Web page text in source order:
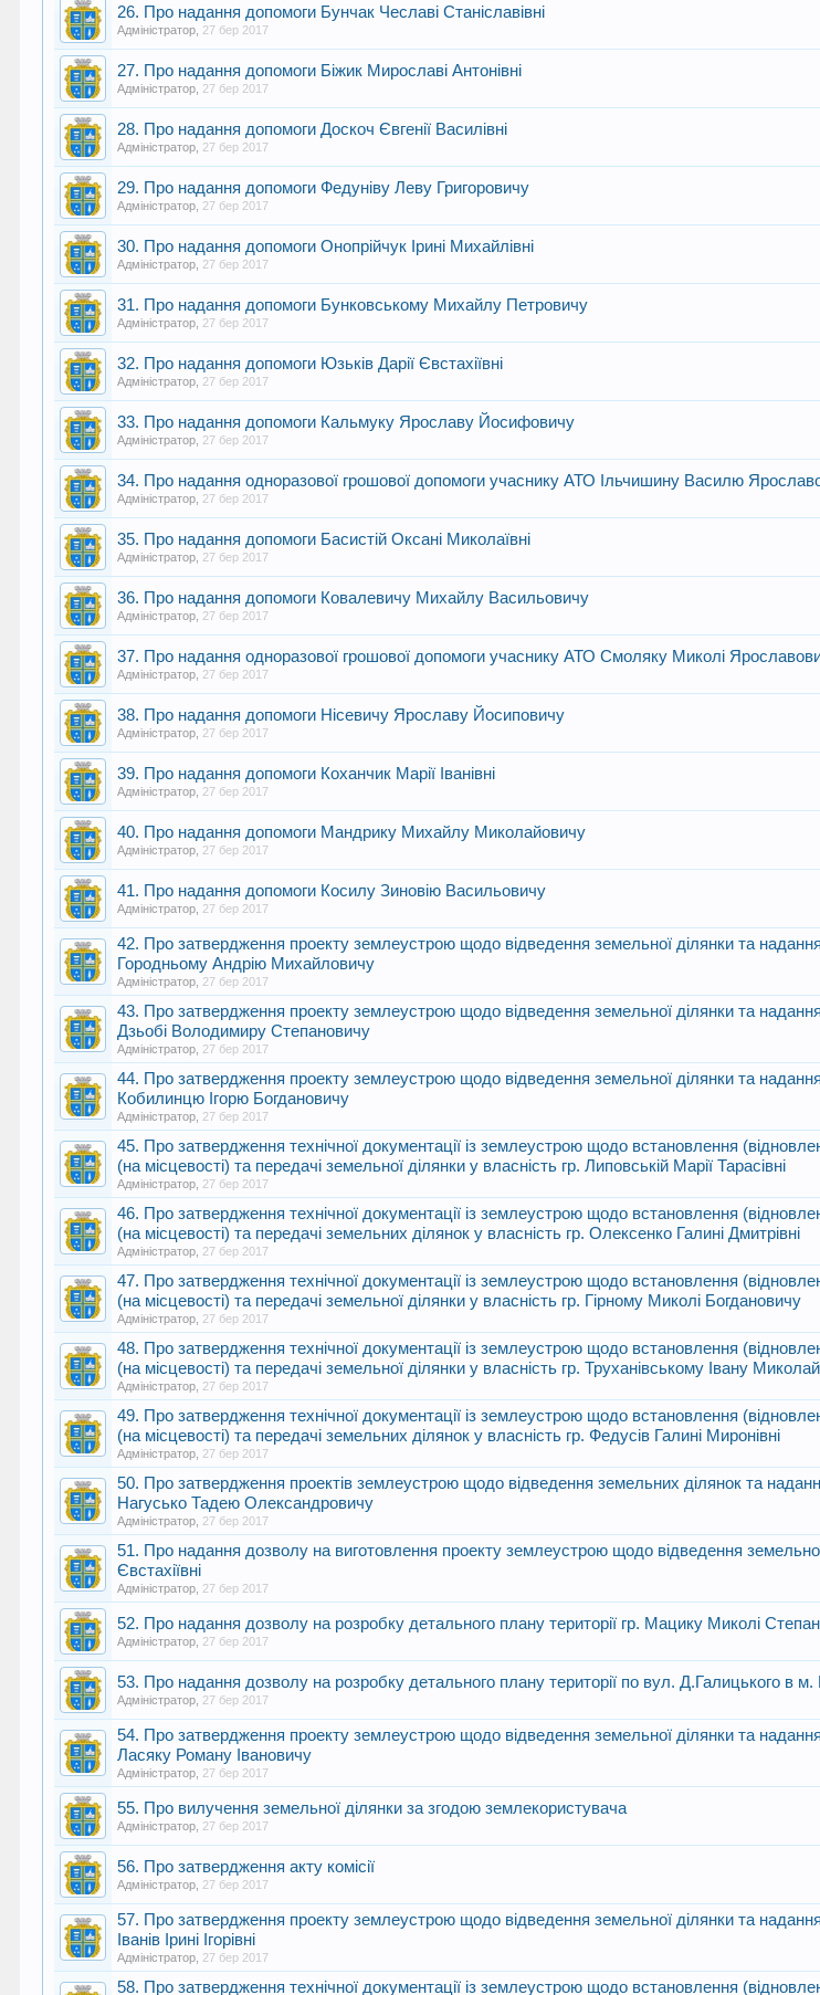
26. Про надання допомоги Бунчак Чеславі Станіславівні
Адміністратор 27 бер 2017
27. Про надання допомоги Біжик Мирославі Антонівні
Адміністратор 27 бер 2017
28. Про надання допомоги Доскоч Євгенії Василівні
Адміністратор 27 бер 2017
29. Про надання допомоги Федуніву Леву Григоровичу
Адміністратор 27 бер 2017
30. Про надання допомоги Онопрійчук Ірині Михайлівні
Адміністратор 27 бер 2017
31. Про надання допомоги Бунковському Михайлу Петровичу
Адміністратор 27 бер 2017
32. Про надання допомоги Юзьків Дарії Євстахіївні
Адміністратор 27 бер 2017
33. Про надання допомоги Кальмуку Ярославу Йосифовичу
Адміністратор 27 бер 2017
34. Про надання одноразової грошової допомоги учаснику АТО Ільчишину Василю
Адміністратор 27 бер 2017
35. Про надання допомоги Басистій Оксані Миколаївні
Адміністратор 27 бер 2017
36. Про надання допомоги Ковалевичу Михайлу Васильовичу
Адміністратор 27 бер 2017
37. Про надання одноразової грошової допомоги учаснику АТО Смоляку Миколі
Адміністратор 27 бер 2017
38. Про надання допомоги Нісевичу Ярославу Йосиповичу
Адміністратор 27 бер 2017
39. Про надання допомоги Коханчик Марії Іванівні
Адміністратор 27 бер 2017
40. Про надання допомоги Мандрику Михайлу Миколайовичу
Адміністратор 27 бер 2017
41. Про надання допомоги Косилу Зиновію Васильовичу
Адміністратор 27 бер 2017
42. Про затвердження проекту землеустрою щодо відведення земельної ділянки та надання
Городньому Андрію Михайловичу
Адміністратор 27 бер 2017
43. Про затвердження проекту землеустрою щодо відведення земельної ділянки та надання
Дзьобі Володимиру Степановичу
Адміністратор 27 бер 2017
44. Про затвердження проекту землеустрою щодо відведення земельної ділянки та надання
Кобилинцю Ігорю Богдановичу
Адміністратор 27 бер 2017
45. Про затвердження технічної документації із землеустрою щодо встановлення
(на місцевості) та передачі земельної ділянки у власність гр. Липовській Марії Тарасівні
Адміністратор 27 бер 2017
46. Про затвердження технічної документації із землеустрою щодо встановлення
(на місцевості) та передачі земельних ділянок у власність гр. Олексенко Галині Дмитрівні
Адміністратор 27 бер 2017
47. Про затвердження технічної документації із землеустрою щодо встановлення
(на місцевості) та передачі земельної ділянки у власність гр. Гірному Миколі Богдановичу
Адміністратор 27 бер 2017
48. Про затвердження технічної документації із землеустрою щодо встановлення
(на місцевості) та передачі земельної ділянки у власність гр. Труханівському Івану
Адміністратор 27 бер 2017
49. Про затвердження технічної документації із землеустрою щодо встановлення
(на місцевості) та передачі земельних ділянок у власність гр. Федусів Галині Миронівні
Адміністратор 27 бер 2017
50. Про затвердження проектів землеустрою щодо відведення земельних ділянок та
Нагусько Тадею Олександровичу
Адміністратор 27 бер 2017
51. Про надання дозволу на виготовлення проекту землеустрою щодо відведення
Євстахіївні
Адміністратор 27 бер 2017
52. Про надання дозволу на розробку детального плану території гр. Мацику Миколі
Адміністратор 27 бер 2017
53. Про надання дозволу на розробку детального плану території по вул. Д.Галицького в м.
Адміністратор 27 бер 2017
54. Про затвердження проекту землеустрою щодо відведення земельної ділянки та надання
Ласяку Роману Івановичу
Адміністратор 27 бер 2017
55. Про вилучення земельної ділянки за згодою землекористувача
Адміністратор 27 бер 2017
56. Про затвердження акту комісії
Адміністратор 27 бер 2017
57. Про затвердження проекту землеустрою щодо відведення земельної ділянки та надання
Іванів Ірині Ігорівні
Адміністратор 27 бер 2017
58. Про затвердження технічної документації із землеустрою щодо встановлення